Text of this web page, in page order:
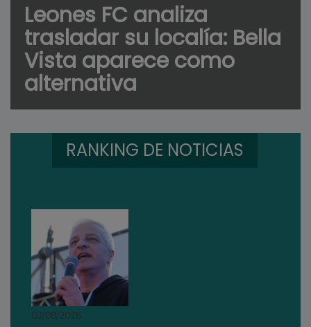
Leones FC analiza
trasladar su localía: Bella
Vista aparece como
alternativa
RANKING DE NOTICIAS
03/08/2026